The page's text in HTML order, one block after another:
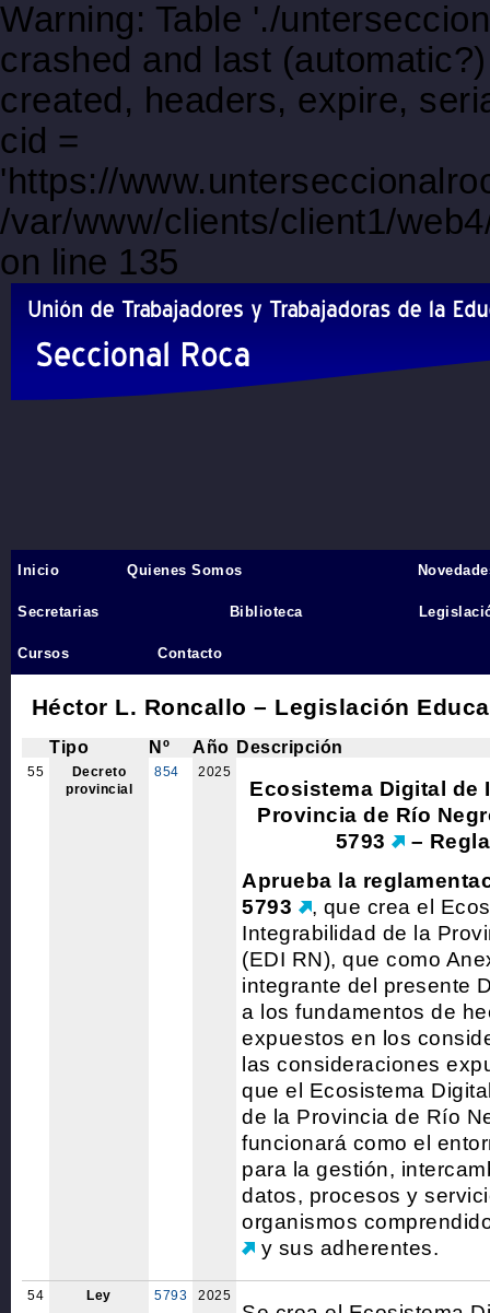
Warning: Table './
crashed and last
created, headers, expire,
cid =
'https://
/var/www/clients/client1/
on line 135
Inicio›
11.3 - REFERENTE
Héctor L. Roncallo – Legislación
Tipo Nº Año Descripción
55
Decreto
provincial
854 2025
Ecosistema Digital de
Provincia de Río
5793
–
Aprueba la
5793
, que crea el
Integrabilidad de la
(EDI RN), que como
integrante del presente
a los fundamentos de
expuestos en los
las consideraciones
que el Ecosistema
de la Provincia de Río
funcionará como el
para la gestión,
datos, procesos y
organismos
y sus adherentes.
54 Ley 5793 2025
Inicio Quienes Somos
Secretarias Biblioteca
Cursos Contacto